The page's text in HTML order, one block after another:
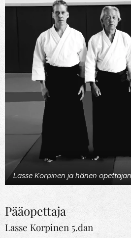
Lasse Korpinen ja hänen
Pääopettaja
Lasse Korpinen 5.dan